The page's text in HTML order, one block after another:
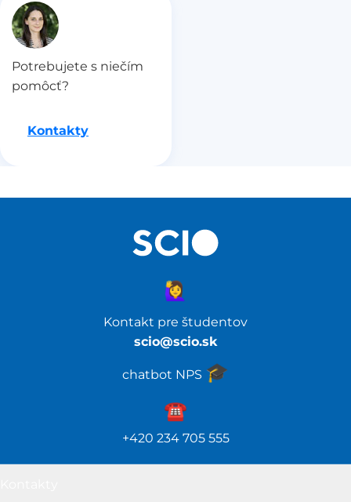
Potrebujete s niečím
pomôcť?
Kontakty
Kontakt pre študentov
scio@scio.sk
chatbot NPS 🎓️
🙋‍♀️
☎️️
+420 234 705 555